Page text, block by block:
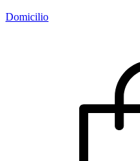
Domicilio